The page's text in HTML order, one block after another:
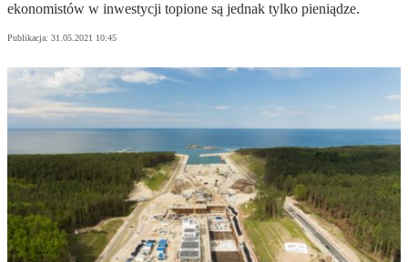
ekonomistów w inwestycji topione są jednak tylko pieniądze.
Publikacja: 31.05.2021 10:45